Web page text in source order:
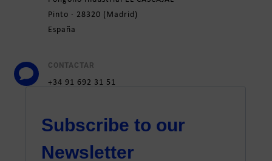
Pinto · 28320 ( Madrid)
España

CONTACTAR
+34 91 692 31 51